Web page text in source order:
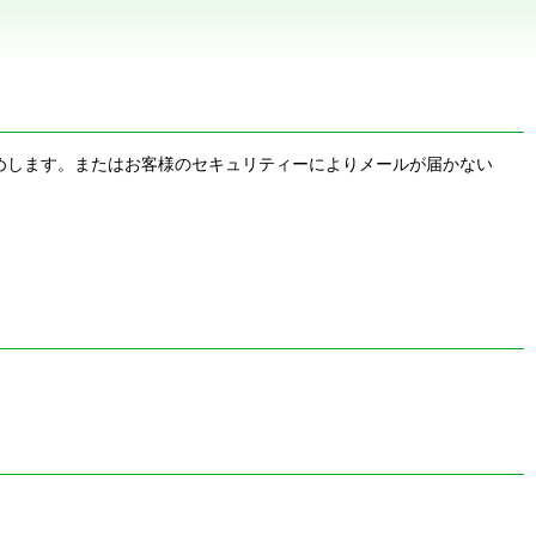
ます。またはお客様のセキュリティーによりメールが届かない